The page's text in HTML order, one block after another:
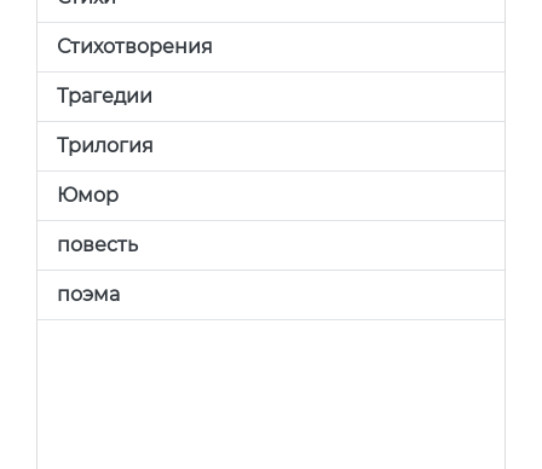
Стихотворения
Трагедии
Трилогия
Юмор
повесть
поэма